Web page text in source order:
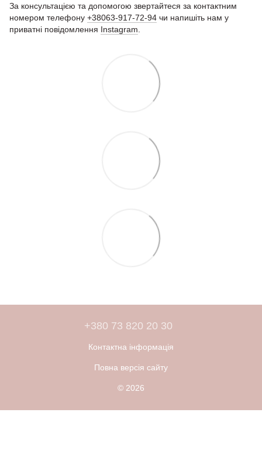
За консультацією та допомогою звертайтеся за контактним
номером телефону +38063-917-72-94 чи напишіть нам у
приватні повідомлення Instagram
+380 73 820 20 30
Контактна інформація
Повна версія сайту
© 2026